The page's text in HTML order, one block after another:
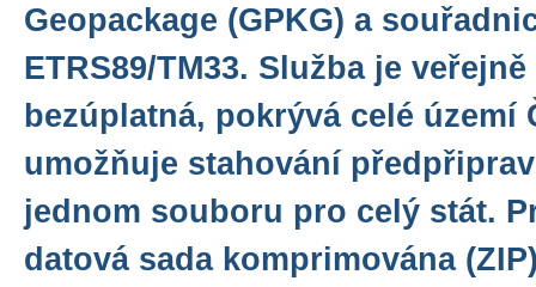
Geopackage (GPKG) a
ETRS89/TM33. Služba je
bezúplatná, pokrývá celé území
umožňuje stahování
jednom souboru pro celý stát.
datová sada komprimována